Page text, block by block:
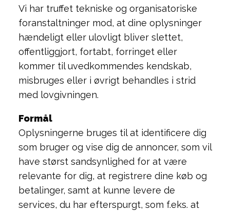
Vi har truffet tekniske og organisatoriske
foranstaltninger mod, at dine oplysninger
hændeligt eller ulovligt bliver slettet,
offentliggjort, fortabt, forringet eller
kommer til uvedkommendes kendskab,
misbruges eller i øvrigt behandles i strid
med lovgivningen.
Formål
Oplysningerne bruges til at identificere dig
som bruger og vise dig de annoncer, som vil
have størst sandsynlighed for at være
relevante for dig, at registrere dine køb og
betalinger, samt at kunne levere de
services, du har efterspurgt, som f.eks. at